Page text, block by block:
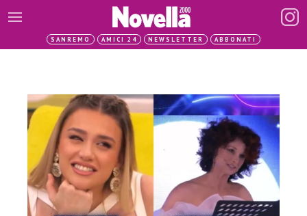
SANREMO AMICI 24 NEWSLETTER ABBONATI